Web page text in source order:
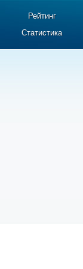
Рейтинг
Статистика